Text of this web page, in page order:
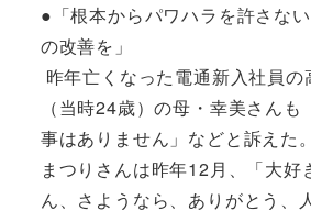
●「根本からパワハラを許さな
の改善を」
昨年亡くなった電通新入社員の
（当時24歳）の母・幸美さん
事はありません」などと訴えた。
まつりさんは昨年12月、「大好
ん、さようなら、ありがとう、